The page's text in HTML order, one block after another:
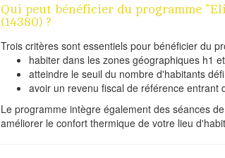
Qui peut bénéficier du programme
(14380) ?
Trois critères sont essentiels pour bénéficier du
habiter dans les zones géographiques h1
atteindre le seuil du nombre d'habitants
avoir un revenu fiscal de référence entrant
Le programme intègre également des séances
améliorer le confort thermique de votre lieu